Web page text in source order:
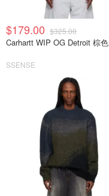
$179.00 $325.00
Carhartt WIP OG Detroit 棕
SSENSE